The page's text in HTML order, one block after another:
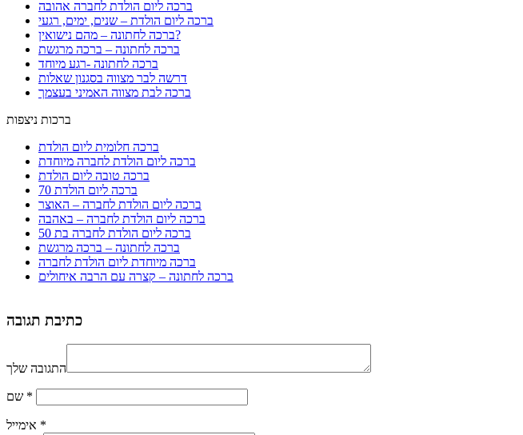
ברכה ליום הולדת לחברה אהובה
ברכה ליום הולדת – שנים, ימים, רגעי
ברכה לחתונה – מהם נישואין?
ברכה לחתונה – ברכה מרגשת
ברכה לחתונה -רגע מיוחד
דרשה לבר מצווה בסגנון שאלות
ברכה לבת מצווה האמיני בעצמך
ברכות ניצפות
ברכה חלומית ליום הולדת
ברכה ליום הולדת לחברה מיוחדת
ברכה טובה ליום הולדת
ברכה ליום הולדת 70
ברכה ליום הולדת לחברה – האוצר
ברכה ליום הולדת לחברה – באהבה
ברכה ליום הולדת לחברה בת 50
ברכה לחתונה – ברכה מרגשת
ברכה מיוחדת ליום הולדת לחברה
ברכה לחתונה – קצרה עם הרבה איחולים
כתיבת תגובה
התגובה שלך
*
*